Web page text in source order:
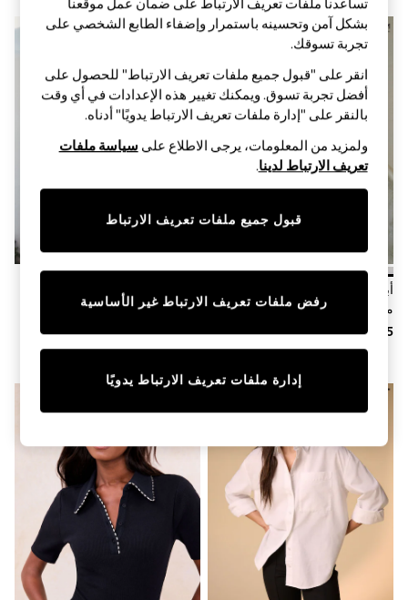
Occasionwear
Sets & Outfits
Linen Collection
Swimwear & Beachwear
Tops & T-Shirts
Sandals & Sliders
Jumpsuits & Playsuits
Shorts & Skirts
Sun Safe
Sun Hats & Caps
Sunglasses
Women's Travel Styles
Occasionwear
Linen Collection
Tops & T-Shirts
Cover Ups & Kaftans
Swimwear
Beachwear
Trousers
Sun Hats & Caps
Resort Styles
Boys' Holiday Shop
Boys' Travel Styles
Sunset Styles
Occasionwear
Sets & Outfits
Linen Collection
Tops & T-Shirts
من N. Premium
Premium
تساعدنا ملفات تعريف الارتباط على ضمان عمل موقعنا
بشكل آمن وتحسينه باستمرار وإضفاء الطابع الشخصي على
تجربة تسوقك.‏
انقر على "قبول جميع ملفات تعريف الارتباط" للحصول على
أفضل تجربة تسوق. ويمكنك تغيير هذه الإعدادات في أي وقت
بالنقر على "إدارة ملفات تعريف الارتباط يدويًا" أدناه.
ولمزيد من المعلومات، يرجى الاطلاع على سياسة ملفات
تعريف الارتباط لدينا.
قبول جميع ملفات تعريف الارتباط
رفض ملفات تعريف الارتباط غير الأساسية
إدارة ملفات تعريف الارتباط يدويًا